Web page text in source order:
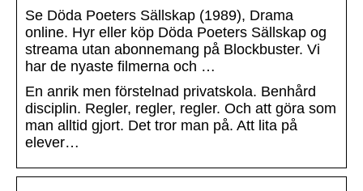
Se Döda Poeters Sällskap (1989), Drama
online. Hyr eller köp Döda Poeters Sällskap og
streama utan abonnemang på Blockbuster. Vi
har de nyaste filmerna och …
En anrik men förstelnad privatskola. Benhård
disciplin. Regler, regler, regler. Och att göra som
man alltid gjort. Det tror man på. Att lita på
elever…